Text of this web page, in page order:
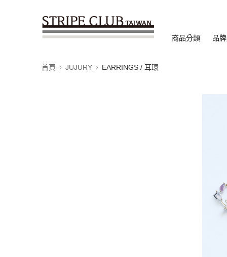
商品分類 品
首頁 JUJURY EARRINGS / 耳環